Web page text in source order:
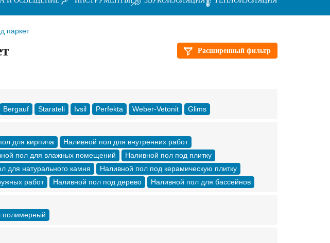
паркет
Расширенный фильтр
Bergauf Starateli Ivsil Perfekta Weber-Vetonit Glims
для кирпича
Наливной пол для внутренних работ
пол для влажных помещений
Наливной пол под плитку
для натурального камня
Наливной пол под керамическую плитку
работ Наливной пол под дерево Наливной пол для бассейнов
полимерный